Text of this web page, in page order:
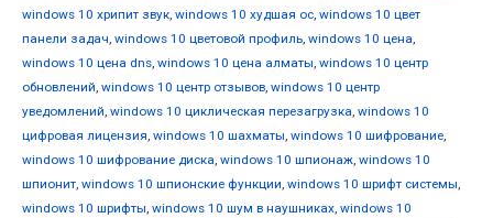
windows 10 хрипит звук, windows 10 худшая ос, windows 10 цвет
панели задач, windows 10 цветовой профиль, windows 10 цена,
windows 10 цена dns, windows 10 цена алматы, windows 10 центр
обновлений, windows 10 центр отзывов, windows 10 центр
уведомлений, windows 10 циклическая перезагрузка, windows 10
цифровая лицензия, windows 10 шахматы, windows 10 шифрование,
windows 10 шифрование диска, windows 10 шпионаж, windows 10
шпионит, windows 10 шпионские функции, windows 10 шрифт системы,
windows 10 шрифты, windows 10 шум в наушниках, windows 10